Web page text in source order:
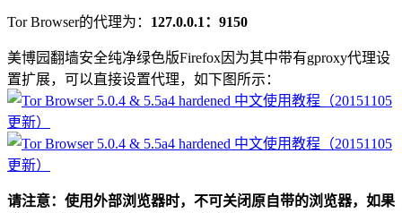
Tor Browser的代理为： 127.0.0.1：9150
美博园翻墙安全纯净绿色版Firefox因为其中带有gproxy代理设
置扩展，可以直接设置代理，如下图所示：
请注意：使用外部浏览器时，不可关闭原自带的浏览器，如果